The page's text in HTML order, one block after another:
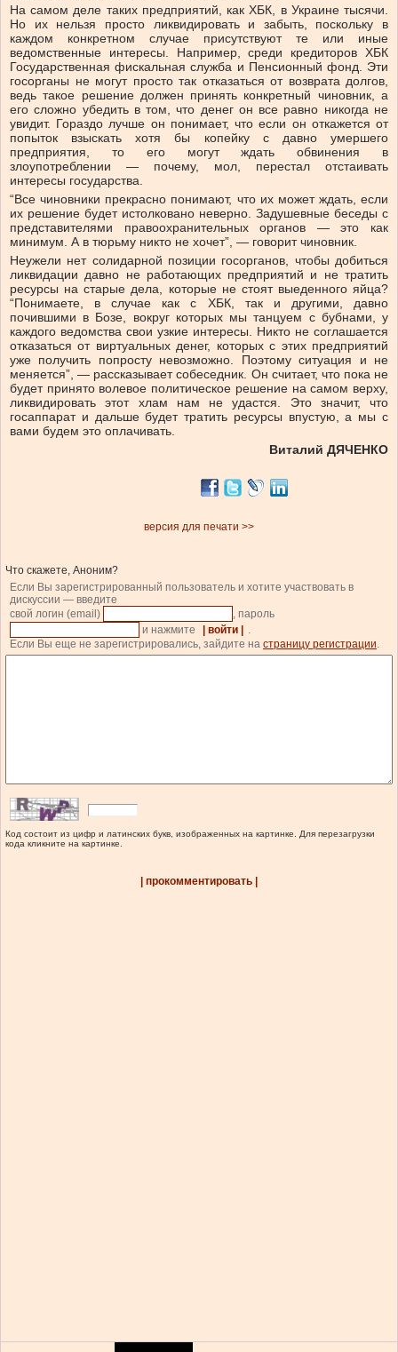
На самом деле таких предприятий, как ХБК, в Украине тысячи.
Но их нельзя просто ликвидировать и забыть, поскольку в
каждом конкретном случае присутствуют те или иные
ведомственные интересы. Например, среди кредиторов ХБК
Государственная фискальная служба и Пенсионный фонд. Эти
госорганы не могут просто так отказаться от возврата долгов,
ведь такое решение должен принять конкретный чиновник, а
его сложно убедить в том, что денег он все равно никогда не
увидит. Гораздо лучше он понимает, что если он откажется от
попыток взыскать хотя бы копейку с давно умершего
предприятия, то его могут ждать обвинения в
злоупотреблении — почему, мол, перестал отстаивать
интересы государства.
“Все чиновники прекрасно понимают, что их может ждать, если
их решение будет истолковано неверно. Задушевные беседы с
представителями правоохранительных органов — это как
минимум. А в тюрьму никто не хочет”, — говорит чиновник.
Неужели нет солидарной позиции госорганов, чтобы добиться
ликвидации давно не работающих предприятий и не тратить
ресурсы на старые дела, которые не стоят выеденного яйца?
“Понимаете, в случае как с ХБК, так и другими, давно
почившими в Бозе, вокруг которых мы танцуем с бубнами, у
каждого ведомства свои узкие интересы. Никто не соглашается
отказаться от виртуальных денег, которых с этих предприятий
уже получить попросту невозможно. Поэтому ситуация и не
меняется”, — рассказывает собеседник. Он считает, что пока не
будет принято волевое политическое решение на самом верху,
ликвидировать этот хлам нам не удастся. Это значит, что
госаппарат и дальше будет тратить ресурсы впустую, а мы с
вами будем это оплачивать.
Виталий ДЯЧЕНКО
версия для печати >>
Что скажете, Аноним?
Если Вы зарегистрированный пользователь и хотите участвовать в
дискуссии — введите
свой логин (email)
, пароль
и нажмите
| войти |
.
Если Вы еще не зарегистрировались, зайдите на страницу регистрации.
Код состоит из цифр и латинских букв, изображенных на картинке. Для перезагрузки
кода кликните на картинке.
| прокомментировать |